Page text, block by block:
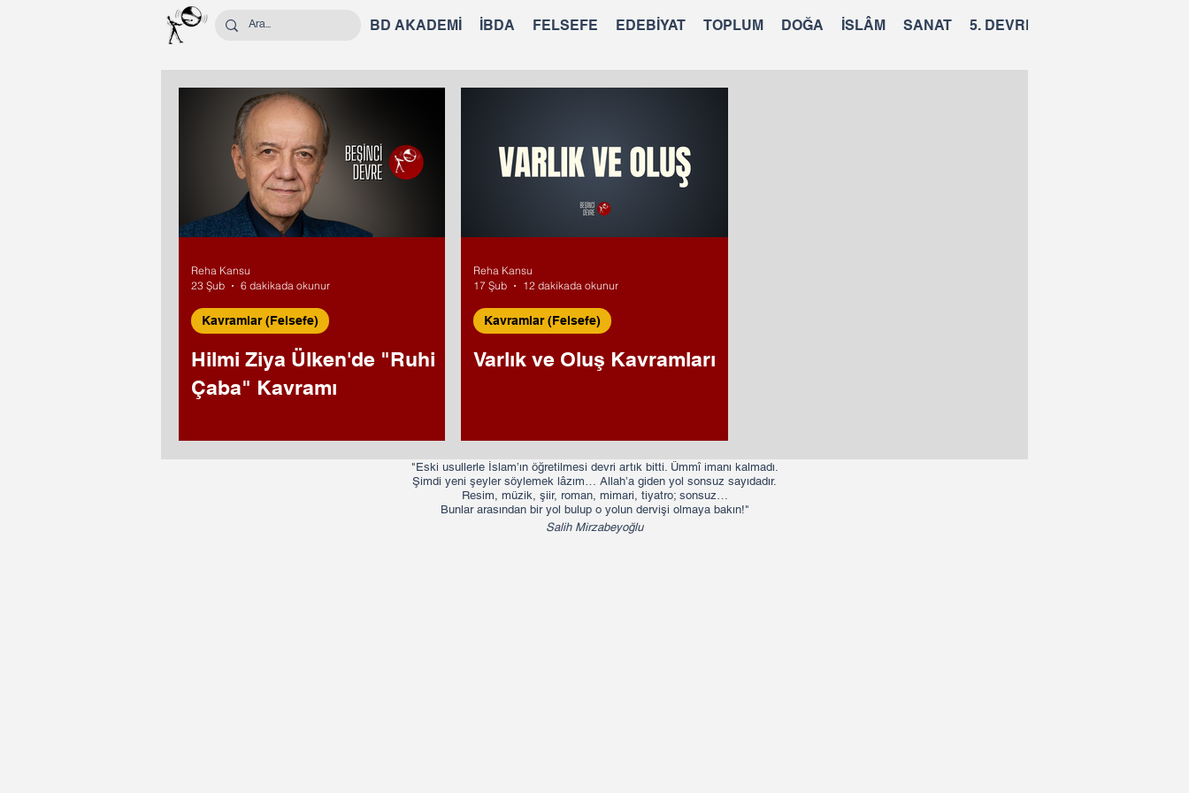
BD AKADEMİ İBDA FELSEFE EDEBİYAT TOPLUM DOĞA İSLÂM SANAT 5. DEVRE
Hilmi Ziya Ülken'de "Ruhi
Çaba" Kavramı
Kavramlar (Felsefe)
Reha Kansu
23 Şub
6 dakikada okunur
Varlık ve Oluş Kavramları
Kavramlar (Felsefe)
Reha Kansu
17 Şub
12 dakikada okunur
"Eski usullerle İslam’ın öğretilmesi devri artık bitti. Ümmî imanı kalmadı.
Şimdi yeni şeyler söylemek lâzım… Allah’a giden yol sonsuz sayıdadır.
Resim, müzik, şiir, roman, mimari, tiyatro; sonsuz…
Bunlar arasından bir yol bulup o yolun dervişi olmaya bakın!"​​
Salih Mirzabeyoğlu